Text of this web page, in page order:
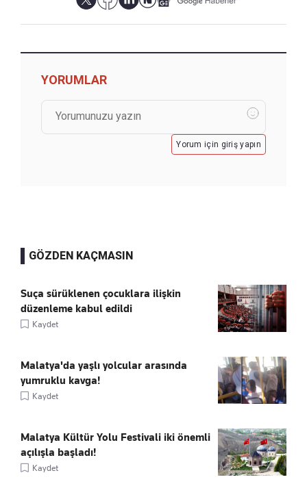
YORUMLAR
Yorum için giriş yapın
GÖZDEN KAÇMASIN
Suça sürüklenen çocuklara ilişkin
düzenleme kabul edildi
Kaydet
Malatya'da yaşlı yolcular arasında
yumruklu kavga!
Kaydet
Malatya Kültür Yolu Festivali iki önemli
açılışla başladı!
Kaydet